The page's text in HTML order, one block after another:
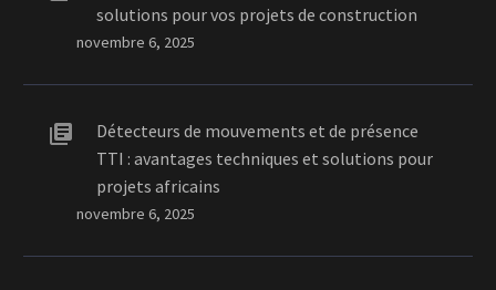
solutions pour vos projets de construction
novembre 6, 2025
Détecteurs de mouvements et de présence
TTI : avantages techniques et solutions pour
projets africains
novembre 6, 2025